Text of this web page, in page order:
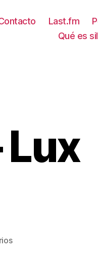
Last.fm
Qué es
Lux
en